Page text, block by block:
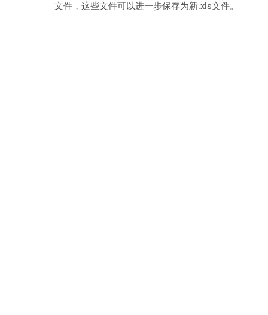
文件，这些文件可以进一步保存为新.xls文件。